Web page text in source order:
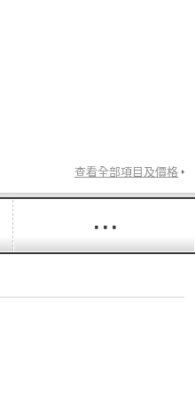
查看全部項目及價格
···